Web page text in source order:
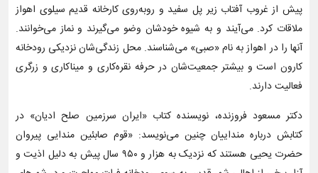
پیش از غروب آفتاب زیر پل سفید و روبه‌روی کارخانه قدیم سیلوی اهواز
ملاقات کرد. می‌آیند و به شیوه خودشان وضو می‌گیرند و نماز می‌خوانند.
آنها را در اهواز به نام «صبی» می‌شناسند. محل زندگی‌شان نزدیکی رودخانه
کارون است و بیشتر جمعیت‌شان در حرفه نقره‌کاری و میناکاری و زرگری
فعالیت دارند.
دکتر مسعود فروزنده، نویسنده کتاب «ایران سرزمین صلح ادیان» در
کتابش درباره منداییان چنین می‌نویسد: «قوم صابئین مندایی پیروان
حضرت یحیی هستند که نزدیک به هزار و ۹۵۰ سال پیش به دلیل اذیت و